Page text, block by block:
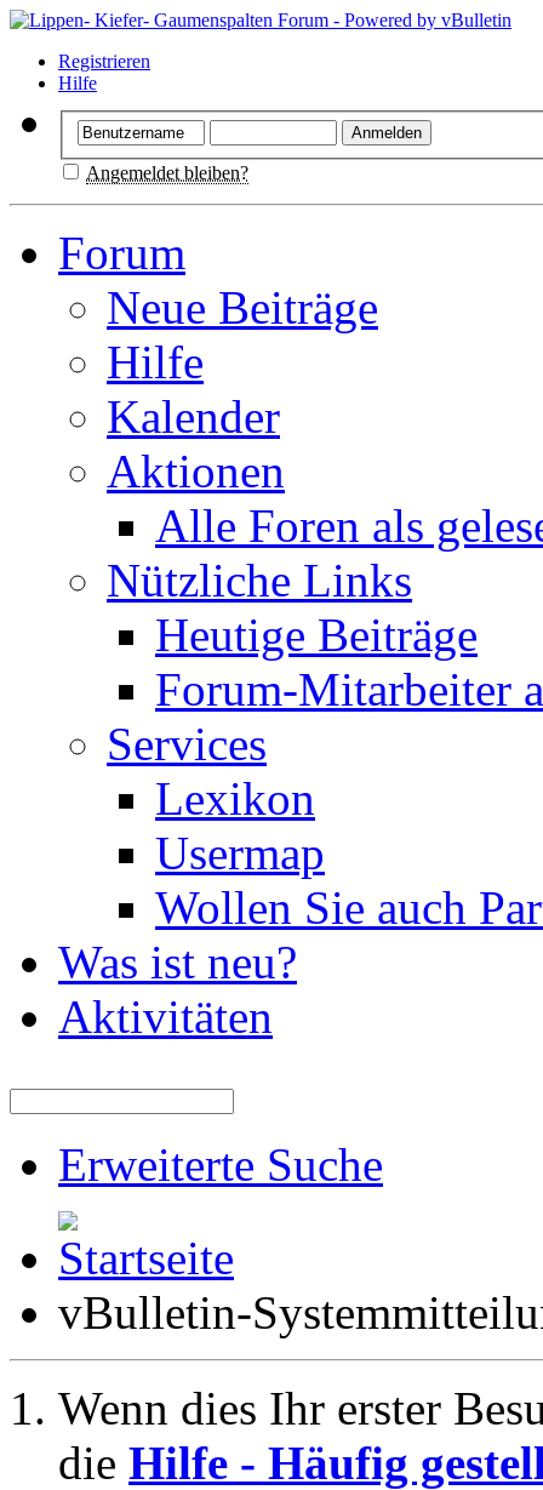
Registrieren
Hilfe
Angemeldet bleiben?
Forum
Neue Beiträge
Hilfe
Kalender
Aktionen
Alle Foren als
Nützliche Links
Heutige Beiträge
Forum-Mitarbeiter
Services
Lexikon
Usermap
Wollen Sie auch
Was ist neu?
Aktivitäten
Erweiterte Suche
vBulletin-
Wenn dies Ihr erster
die Hilfe - Häufig